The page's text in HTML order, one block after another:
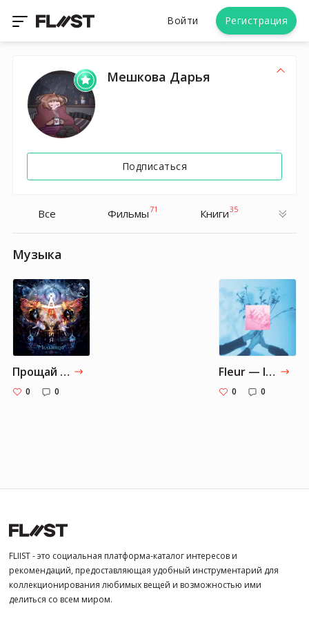
Войти Регистрация
Мешкова Дарья
Подписаться
Все Фильмы71 Книги35
Музыка
Прощай — Melnitsa
0 0
Fleur — Instupendo, Teen Daze
0 0
FLIIST - это социальная платформа-каталог интересов и
рекомендаций, предоставляющая удобный инструментарий для
коллекционирования любимых вещей и возможностью ими
делиться со всем миром.